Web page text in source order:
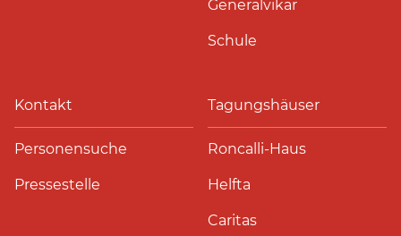
Generalvikar
Schule
Kontakt
Personensuche
Pressestelle
Tagungshäuser
Roncalli-Haus
Helfta
Caritas